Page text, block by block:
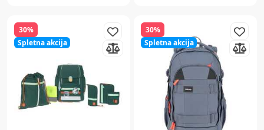
30%
Spletna akcija
30%
Spletna akcija